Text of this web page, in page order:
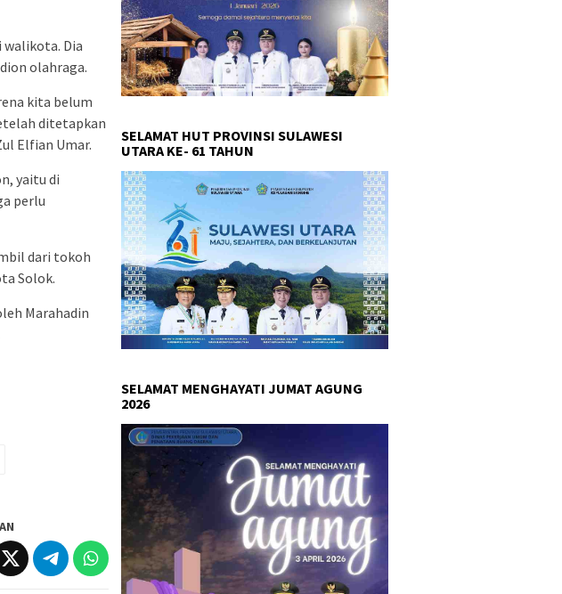
walikota. Dia
olahraga.
kita belum
ditetapkan
Elfian Umar.
yaitu di
perlu
dari tokoh
Solok.
Marahadin
SELAMAT HUT PROVINSI SULAWESI
UTARA KE- 61 TAHUN
SELAMAT MENGHAYATI JUMAT AGUNG
2026